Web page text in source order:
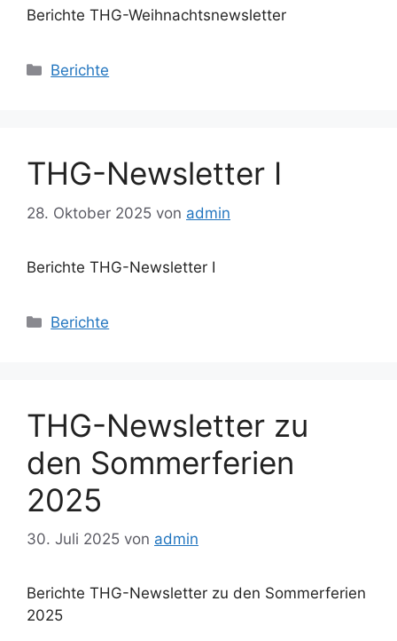
Berichte THG-Weihnachtsnewsletter
Kategorien
Berichte
THG-Newsletter I
28. Oktober 2025 von admin
Berichte THG-Newsletter I
Kategorien
Berichte
THG-Newsletter zu
den Sommerferien
2025
30. Juli 2025 von admin
Berichte THG-Newsletter zu den Sommerferien
2025